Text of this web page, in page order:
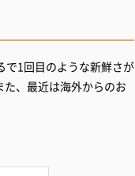
で1回目のような新鮮さが
、最近は海外からのお